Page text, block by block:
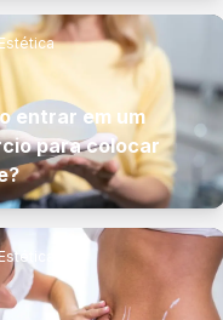
entrar em um
para colocar